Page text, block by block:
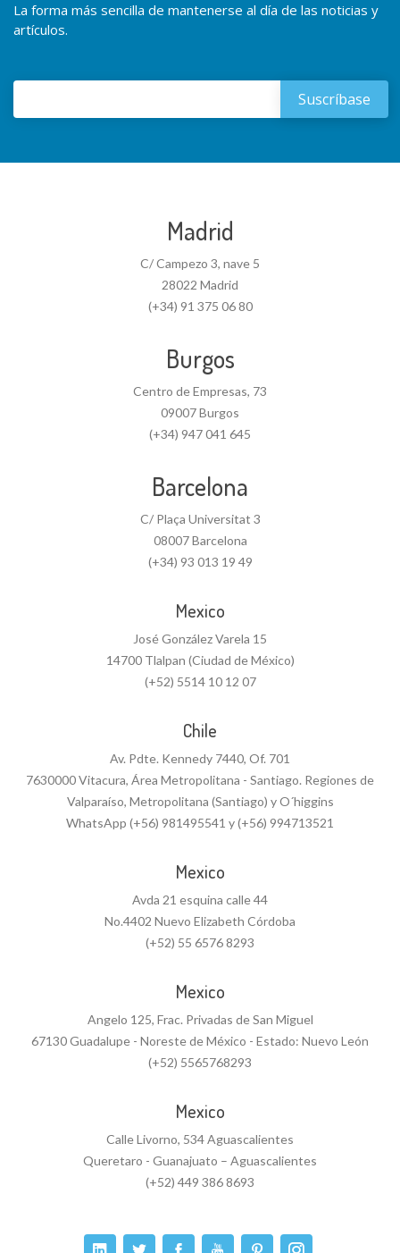
La forma más sencilla de mantenerse al día de las noticias y
artículos.
Madrid
C/ Campezo 3, nave 5
28022 Madrid
(+34) 91 375 06 80
Burgos
Centro de Empresas, 73
09007 Burgos
(+34) 947 041 645
Barcelona
C/ Plaça Universitat 3
08007 Barcelona
(+34) 93 013 19 49
Mexico
José González Varela 15
14700 Tlalpan (Ciudad de México)
(+52) 5514 10 12 07
Chile
Av. Pdte. Kennedy 7440, Of. 701
7630000 Vitacura, Área Metropolitana - Santiago. Regiones de
Valparaíso, Metropolitana (Santiago) y O´higgins
WhatsApp (+56) 981495541 y (+56) 994713521
Mexico
Avda 21 esquina calle 44
No.4402 Nuevo Elizabeth Córdoba
(+52) 55 6576 8293
Mexico
Angelo 125, Frac. Privadas de San Miguel
67130 Guadalupe - Noreste de México - Estado: Nuevo León
(+52) 5565768293
Mexico
Calle Livorno, 534 Aguascalientes
Queretaro - Guanajuato – Aguascalientes
(+52) 449 386 8693